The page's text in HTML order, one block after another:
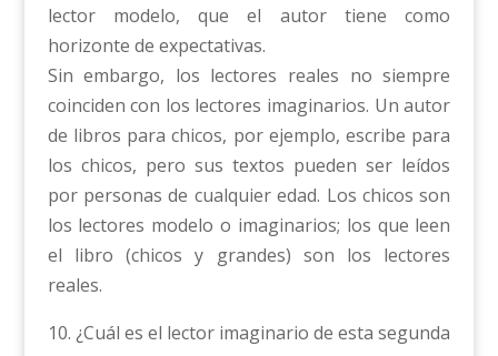
lector modelo, que el autor tiene como
horizonte de expectativas.
Sin embargo, los lectores reales no siempre
coinciden con los lectores imaginarios. Un autor
de libros para chicos, por ejemplo, escribe para
los chicos, pero sus textos pueden ser leídos
por personas de cualquier edad. Los chicos son
los lectores modelo o imaginarios; los que leen
el libro (chicos y grandes) son los lectores
reales.
10. ¿Cuál es el lector imaginario de esta segunda